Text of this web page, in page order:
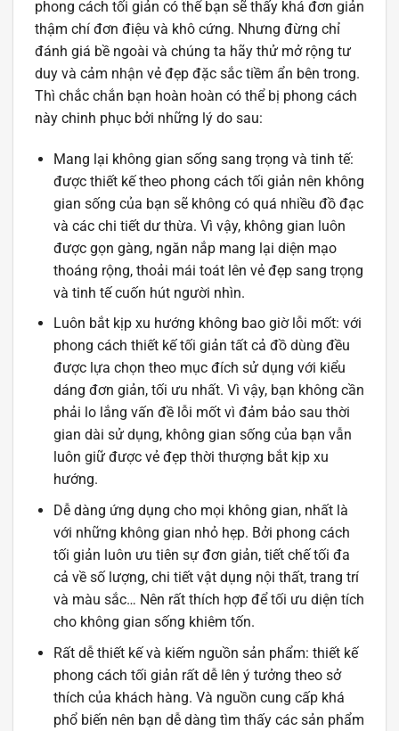
phong cách tối giản có thể bạn sẽ thấy khá đơn giản
thậm chí đơn điệu và khô cứng. Nhưng đừng chỉ
đánh giá bề ngoài và chúng ta hãy thử mở rộng tư
duy và cảm nhận vẻ đẹp đặc sắc tiềm ẩn bên trong.
Thì chắc chắn bạn hoàn hoàn có thể bị phong cách
này chinh phục bởi những lý do sau:
Mang lại không gian sống sang trọng và tinh tế:
được thiết kế theo phong cách tối giản nên không
gian sống của bạn sẽ không có quá nhiều đồ đạc
và các chi tiết dư thừa. Vì vậy, không gian luôn
được gọn gàng, ngăn nắp mang lại diện mạo
thoáng rộng, thoải mái toát lên vẻ đẹp sang trọng
và tinh tế cuốn hút người nhìn.
Luôn bắt kịp xu hướng không bao giờ lỗi mốt: với
phong cách thiết kế tối giản tất cả đồ dùng đều
được lựa chọn theo mục đích sử dụng với kiểu
dáng đơn giản, tối ưu nhất. Vì vậy, bạn không cần
phải lo lắng vấn đề lỗi mốt vì đảm bảo sau thời
gian dài sử dụng, không gian sống của bạn vẫn
luôn giữ được vẻ đẹp thời thượng bắt kịp xu
hướng.
Dễ dàng ứng dụng cho mọi không gian, nhất là
với những không gian nhỏ hẹp. Bởi phong cách
tối giản luôn ưu tiên sự đơn giản, tiết chế tối đa
cả về số lượng, chi tiết vật dụng nội thất, trang trí
và màu sắc… Nên rất thích hợp để tối ưu diện tích
cho không gian sống khiêm tốn.
Rất dễ thiết kế và kiếm nguồn sản phẩm: thiết kế
phong cách tối giản rất dễ lên ý tưởng theo sở
thích của khách hàng. Và nguồn cung cấp khá
phổ biến nên bạn dễ dàng tìm thấy các sản phẩm